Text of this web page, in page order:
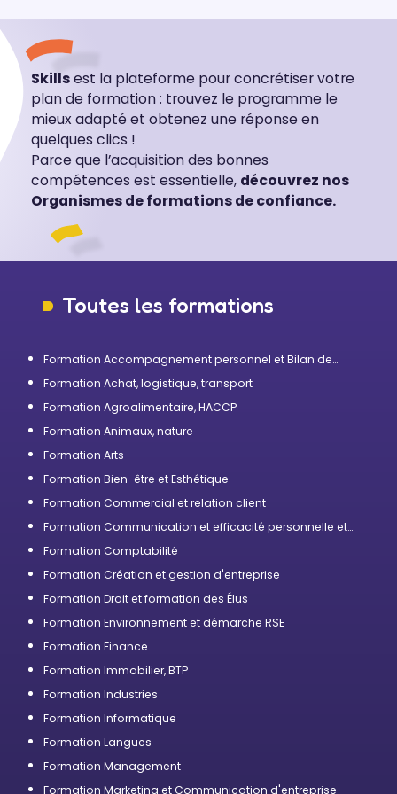
Skillsest la plateforme pour concrétiser votre
plan de formation : trouvez le programme le
mieux adapté et obtenez une réponse en
quelques clics !
Parce que l’acquisition des bonnes
compétences est essentielle, découvrez nos
Organismes de formations de confiance.
Toutes les formations
Formation Accompagnement personnel et Bilan de
Formation Achat, logistique, transport
Formation Agroalimentaire, HACCP
Formation Animaux, nature
Formation Arts
Formation Bien-être et Esthétique
Formation Commercial et relation client
Formation Communication et efficacité personnelle et
Formation Comptabilité
Formation Création et gestion d'entreprise
Formation Droit et formation des Élus
Formation Environnement et démarche RSE
Formation Finance
Formation Immobilier, BTP
Formation Industries
Formation Informatique
Formation Langues
Formation Management
Formation Marketing et Communication d'entreprise